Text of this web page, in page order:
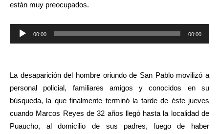
están muy preocupados.
Reproductor
de
00:00 00:00
La desaparición del hombre oriundo de San Pablo movilizó a
personal policial, familiares amigos y conocidos en su
búsqueda, la que finalmente terminó la tarde de éste jueves
cuando Marcos Reyes de 32 años llegó hasta la localidad de
Puaucho, al domicilio de sus padres, luego de haber